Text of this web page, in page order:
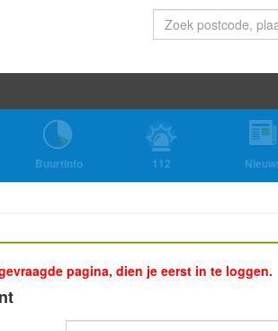
Buurtinfo 112
pagina, dien je eerst in te loggen.